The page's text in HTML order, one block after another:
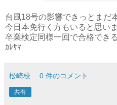
台風18号の影響できっとまだ
今日本免行く方もいると思い
卒業検定同様一回で合格でき
ｶﾚｻﾏ
松崎校 0 件のコメント:
共有